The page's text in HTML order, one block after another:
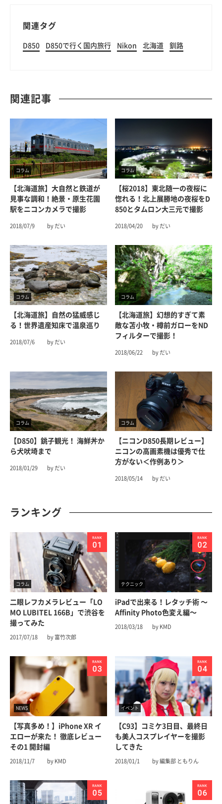
関連タグ
D850 D850で行く国内旅行 Nikon 北海道 釧路
関連記事
コラム
【北海道旅】大自然と鉄道が
見事な調和！絶景・原生花園
駅をニコンカメラで撮影
2018/07/9 by だい
コラム
【桜2018】東北随一の夜桜に
惚れる！北上展勝地の夜桜をD
850とタムロン大三元で撮影
2018/04/20 by だい
コラム
【北海道旅】自然の猛威感じ
る！世界遺産知床で温泉巡り
2018/07/6 by だい
コラム
【北海道旅】幻想的すぎて素
敵な苫小牧・樽前ガローをND
フィルターで撮影！
2018/06/22 by だい
コラム
【D850】銚子観光！ 海鮮丼か
ら犬吠埼まで
2018/01/29 by だい
コラム
【ニコンD850長期レビュー】
ニコンの高画素機は優秀で仕
方がない＜作例あり＞
2018/05/14 by だい
ランキング
コラム
二眼レフカメラレビュー「LO
MO LUBITEL 166B」で渋谷を
撮ってみた
2017/07/18 by 富竹次郎
テクニック
iPadで出来る！レタッチ術 〜
Affinity Photo色変え編〜
2018/03/18 by KMD
NEWS
【写真多め！】iPhone XR イ
エローが来た！ 徹底レビュー
その1 開封編
2018/11/7 by KMD
イベント
【C93】コミケ3日目、最終日
も美人コスプレイヤーを撮影
してきた
2018/01/1 by 編集部 ともりん